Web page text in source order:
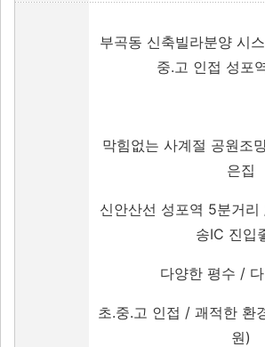
부곡동 신축빌라분양 시
중.고 인접 성포
막힘없는 사계절 공원조
은집
신안산선 성포역 5분거
송IC 진입
다양한 평수 /
초.중.고 인접 / 괘적한 환
원)